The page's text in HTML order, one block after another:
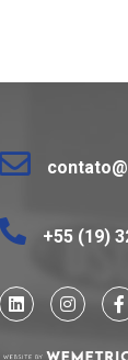
+55 (19)